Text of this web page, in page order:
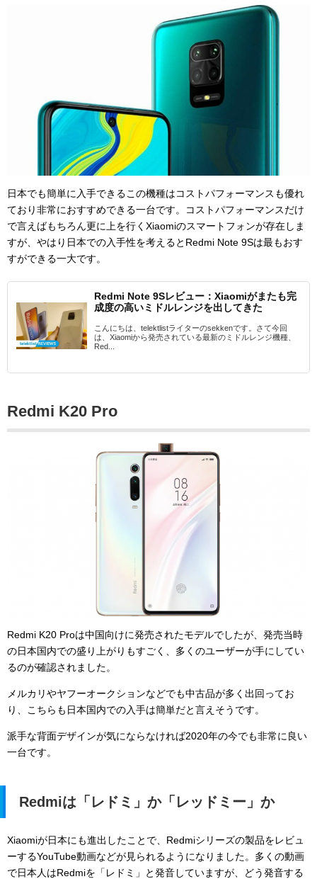
日本でも簡単に入手できるこの機種はコストパフォーマンスも優れ
ており非常におすすめできる一台です。コストパフォーマンスだけ
で言えばもちろん更に上を行くXiaomiのスマートフォンが存在しま
すが、やはり日本での入手性を考えるとRedmi Note 9Sは最もおす
すができる一大です。
Redmi Note 9Sレビュー：Xiaomiがまたも完
成度の高いミドルレンジを出してきた
こんにちは、telektlistライターのsekkenです。さて今回
は、Xiaomiから発売されている最新のミドルレンジ機種、
Red...
Redmi K20 Pro
Redmi K20 Proは中国向けに発売されたモデルでしたが、発売当時
の日本国内での盛り上がりもすごく、多くのユーザーが手にしてい
るのが確認されました。
メルカリやヤフーオークションなどでも中古品が多く出回ってお
り、こちらも日本国内での入手は簡単だと言えそうです。
派手な背面デザインが気にならなければ2020年の今でも非常に良い
一台です。
Redmiは「レドミ」か「レッドミー」か
Xiaomiが日本にも進出したことで、Redmiシリーズの製品をレビュ
ーするYouTube動画などが見られるようになりました。多くの動画
で日本人はRedmiを「レドミ」と発音していますが、どう発音する